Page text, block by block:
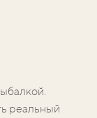
реальный